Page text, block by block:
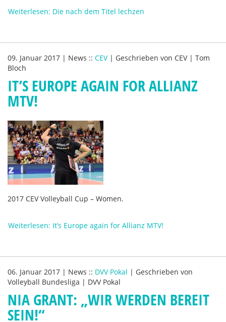
Weiterlesen: Die nach dem Titel lechzen
09. Januar 2017 | News :: CEV | Geschrieben von CEV | Tom
Bloch
IT’S EUROPE AGAIN FOR ALLIANZ
MTV!
2017 CEV Volleyball Cup – Women.
Weiterlesen: It’s Europe again for Allianz MTV!
06. Januar 2017 | News :: DVV Pokal | Geschrieben von
Volleyball Bundesliga | DVV Pokal
NIA GRANT: „WIR WERDEN BEREIT
SEIN!“